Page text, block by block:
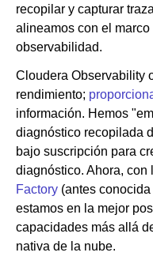
recopilar y capturar
alineamos con el
observabilidad.
Cloudera Observability
rendimiento;
información. Hemos
diagnóstico recopilada
bajo suscripción para
diagnóstico. Ahora, con
Factory (antes
estamos en la mejor
capacidades más allá
nativa de la nube.